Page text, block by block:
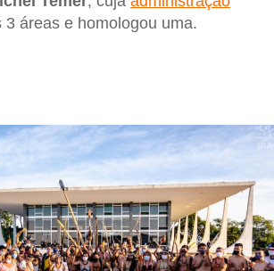
3 áreas e homologou uma.